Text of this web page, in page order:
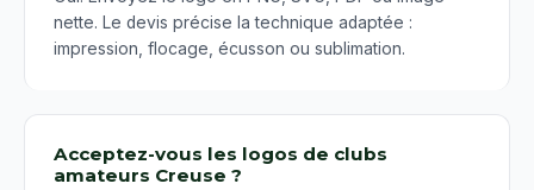
nette. Le devis précise la technique adaptée :
impression, flocage, écusson ou sublimation.
Acceptez-vous les logos de clubs
amateurs Creuse ?